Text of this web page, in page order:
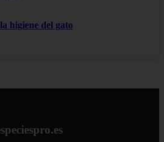
higiene del gato